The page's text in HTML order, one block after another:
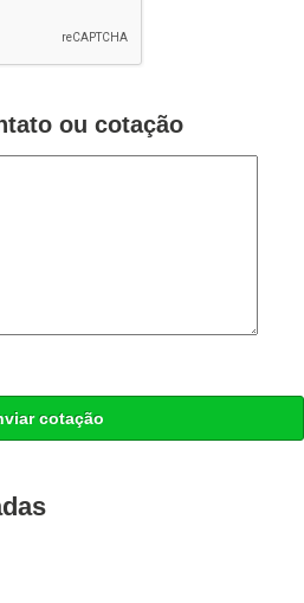
ou cotação
cotação